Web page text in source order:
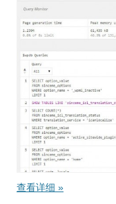
查看详细 »